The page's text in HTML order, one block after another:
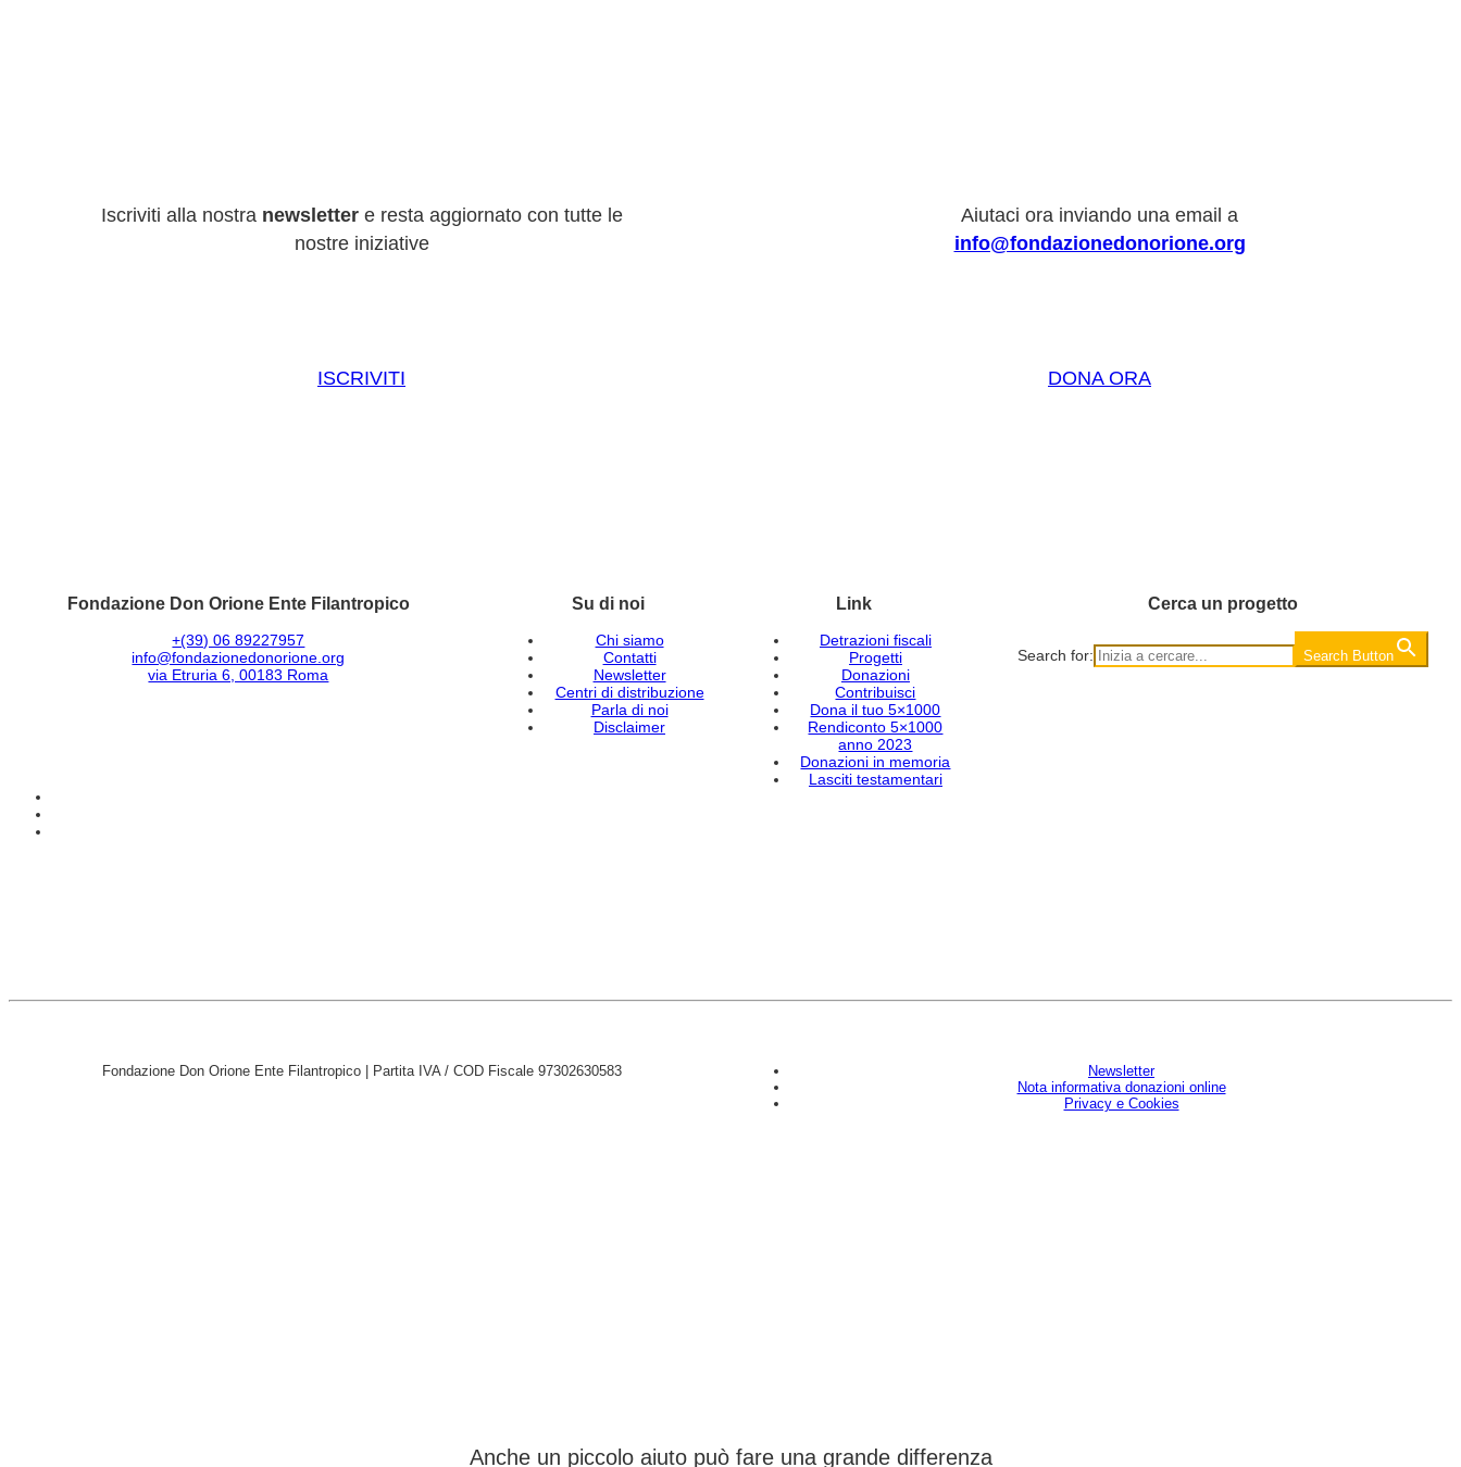
Iscriviti alla nostra newslettere resta aggiornato con tutte le
nostre iniziative
ISCRIVITI
Aiutaci ora inviando una email a
info@fondazionedonorione.org
DONA ORA
Fondazione Don Orione Ente Filantropico
+(39) 06 89227957
info@fondazionedonorione.org
via Etruria 6, 00183 Roma
Su di noi
Chi siamo
Contatti
Newsletter
Centri di distribuzione
Parla di noi
Disclaimer
Link
Detrazioni fiscali
Progetti
Donazioni
Contribuisci
Dona il tuo 5×1000
Rendiconto 5×1000
anno 2023
Donazioni in memoria
Lasciti testamentari
Cerca un progetto
Search for: Search Button
Fondazione Don Orione Ente Filantropico | Partita IVA / COD Fiscale 97302630583
Newsletter
Nota informativa donazioni online
Privacy e Cookies
Anche un piccolo aiuto può fare una grande differenza